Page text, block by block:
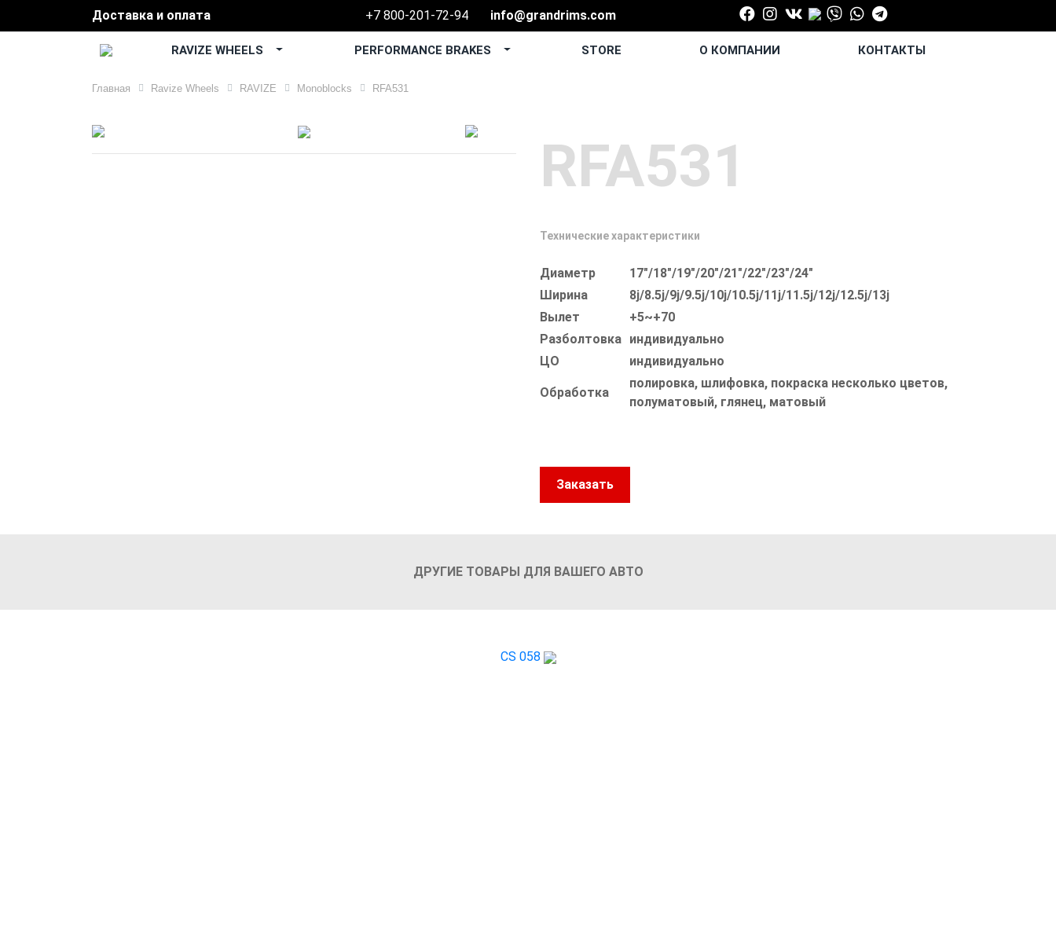
Доставка и оплата +7 800-201-72-94 info@grandrims.com
RAVIZE WHEELS PERFORMANCE BRAKES STORE О КОМПАНИИ КОНТАКТЫ
Главная Ravize Wheels RAVIZE Monoblocks RFA531
RFA531
Технические характеристики
Диаметр
17"/18"/19"/20"/21"/22"/23"/24"
Ширина
8j/8.5j/9j/9.5j/10j/10.5j/11j/11.5j/12j/12.5j/13j
Вылет
+5~+70
Разболтовка индивидуально
ЦО
индивидуально
Обработка
полировка, шлифовка, покраска несколько цветов,
полуматовый, глянец, матовый
Заказать
ДРУГИЕ ТОВАРЫ ДЛЯ ВАШЕГО АВТО
CS 058